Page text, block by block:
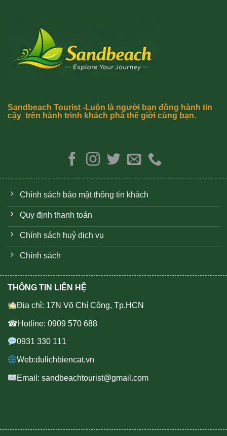
Sandbeach Tourist -Luôn là người bạn đồng hành tin
cậy trên hành trình khách phá thế giới cùng bạn.
Chính sách bảo mật thông tin khách
Quy định thanh toán
Chính sách huỷ dịch vụ
Chính sách
THÔNG TIN LIÊN HỆ
Địa chỉ: 17N Võ Chí Công, Tp.HCN
☎Hotline: 0909 570 688
0931 330 111
Web:dulichbiencat.vn
Email: sandbeachtourist@gmail.com